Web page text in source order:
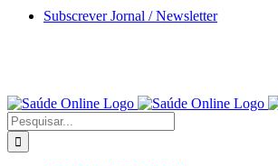
Skip
Subscrever Jornal / Newsletter
Pesquisar